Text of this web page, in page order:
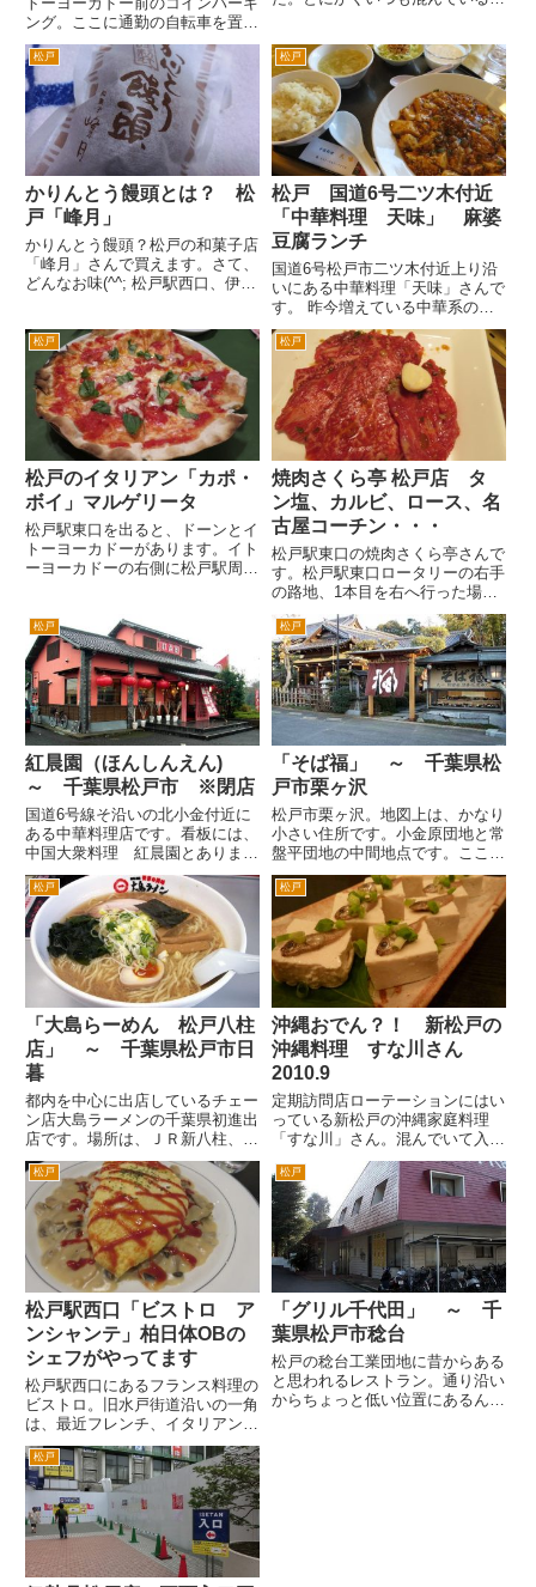
ング。ここに通勤の自転車を置い
てる人たちがいる。 松戸駅周辺
には、有料の自転車置き場があ
る。もし有料駐輪場に停めない
で、駅周辺に違法駐輪すると定期
的に松戸市役所の違法自転車撤去
作業...
居心地悪いので回避することもあ
る。 まずは、ビール。一見生ビ
ールだけど、右はノンアルコー...
松戸
かりんとう饅頭とは？ 松
戸「峰月」
かりんとう饅頭？松戸の和菓子店
「峰月」さんで買えます。さて、
どんなお味(^^; 松戸駅西口、伊勢
店が、リニューアルしてました。
定番の和菓子から巨大などら焼き
など目移りします。目に入...
松戸
松戸 国道6号二ツ木付近
「中華料理 天味」 麻婆
豆腐ランチ
国道6号松戸市二ツ木付近上り沿
いにある中華料理「天味」さんで
す。 昨今増えている中華系の方
がやっていて、店員さんもすべて
中華系の方のお店ではないお店で
す。 どちらかというとちょっ
と高級路線かなと思います。と言
ってもランチは、1000円程度...
松戸
松戸のイタリアン「カポ・
ボイ」マルゲリータ
松戸駅東口を出ると、ドーンとイ
トーヨーカドーがあります。イト
ーヨーカドーの右側に松戸駅周辺
す。 この低層階は、テナント
が入っています。このビルの３階
にあるのが、イタリア料理のお
店...
松戸
焼肉さくら亭 松戸店 タ
ン塩、カルビ、ロース、名
古屋コーチン・・・
松戸駅東口の焼肉さくら亭さんで
す。松戸駅東口ロータリーの右手
の路地、1本目を右へ行った場合
は、突き当りを左折した左手付近
にあります。 2本目の三井住友銀
行を右折したら、最初の十字路を
右折した右手付近です。いずれも
2分程度です。 さくら亭さん...
松戸
紅晨園（ほんしんえん)
～ 千葉県松戸市 ※閉店
国道6号線そ沿いの北小金付近に
ある中華料理店です。看板には、
中国大衆料理 紅晨園とありま
す。 まずこの屋号は、「こうし
んえん」かと思ってました。なか
なか読めない字ですよね。また店
の構えと立地からチェーン店かと
思ってましたが、なんとこちら新
松...
松戸
「そば福」 ～ 千葉県松
戸市栗ヶ沢
松戸市栗ヶ沢。地図上は、かなり
小さい住所です。小金原団地と常
盤平団地の中間地点です。ここに
昔からある立派なつくりの店舗が
目立つので、ひとに道順を説明す
るのにランドマークとして使うこ
とがよくあるおそば屋さんです。
和風の店舗に大きめな駐車場は...
松戸
「大島らーめん 松戸八柱
店」 ～ 千葉県松戸市日
暮
都内を中心に出店しているチェー
ン店大島ラーメンの千葉県初進出
店です。場所は、ＪＲ新八柱、新
京成八柱駅前ロータリー前の道を
右へ。すぐにＴ字路の交差点とな
りますので、その突き当たりで
す。以前はこちら某らーめん店、
その前はインドカレー店でした。
...
松戸
沖縄おでん？！ 新松戸の
沖縄料理 すな川さん
2010.9
定期訪問店ローテーションにはい
っている新松戸の沖縄家庭料理
「すな川」さん。混んでいて入れ
ない日もありますが、幸いこの日
は、入れました。 まずは、オリ
オン生630円。オリオンは、うま
い。涼しくなってきてもオリオン
は、うまい。 お通しは、秋刀
魚...
松戸
松戸駅西口「ビストロ ア
ンシャンテ」柏日体OBの
シェフがやってます
松戸駅西口にあるフランス料理の
ビストロ。旧水戸街道沿いの一角
は、最近フレンチ、イタリアン、
中華料理と創作料理のレストラン
が集まっています。ちょっと駅か
らは離れた場所なのですが、なぜ
この界隈に？という感じです。
その中でも「ビストロ アンシ
ャ...
松戸
「グリル千代田」 ～ 千
葉県松戸市稔台
松戸の稔台工業団地に昔からある
と思われるレストラン。通り沿い
からちょっと低い位置にあるんで
松戸